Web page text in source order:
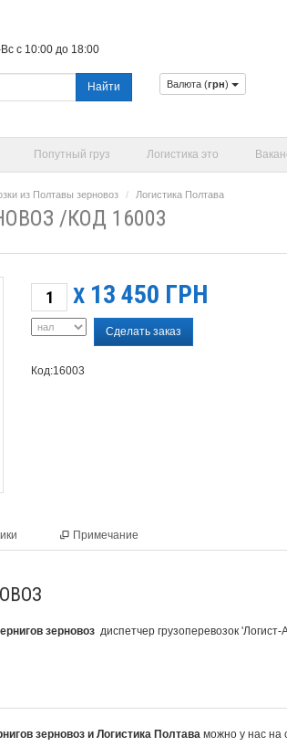
с 10:00 до 18:00
Найти Валюта (грн)
Попутный груз Логистика это
из Полтавы зерновоз Логистика Полтава
/КОД 16003
X 13 450 ГРН
Сделать заказ
Код:16003
Примечание
зерновоздиспетчер грузоперевозок 'Логист-
зерновоз и Логистика Полтаваможно у нас на